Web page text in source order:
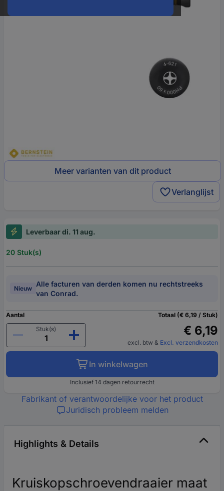
Meer varianten van dit product
Verlanglijst
Leverbaar di. 11 aug.
20 Stuk(s)
Nieuw
Alle facturen van derden komen nu rechtstreeks
van Conrad.
Aantal
Stuk(s)
Totaal (€ 6,19 / Stuk)
€ 6,19
excl. btw & Excl. verzendkosten
In winkelwagen
Inclusief 14 dagen retourrecht
Fabrikant of verantwoordelijke voor het product
Juridisch probleem melden
Highlights & Details
Kruiskopschroevendraaier maat